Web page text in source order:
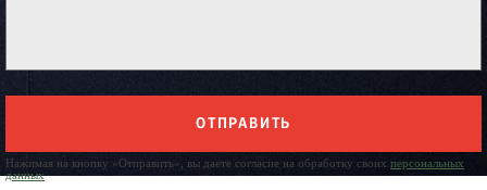
ОТПРАВИТЬ
Нажимая на кнопку «Отправить», вы даете согласие на обработку своих персональных
данных